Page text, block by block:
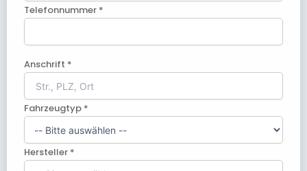
Telefonnummer *
Anschrift *
Fahrzeugtyp *
Hersteller *